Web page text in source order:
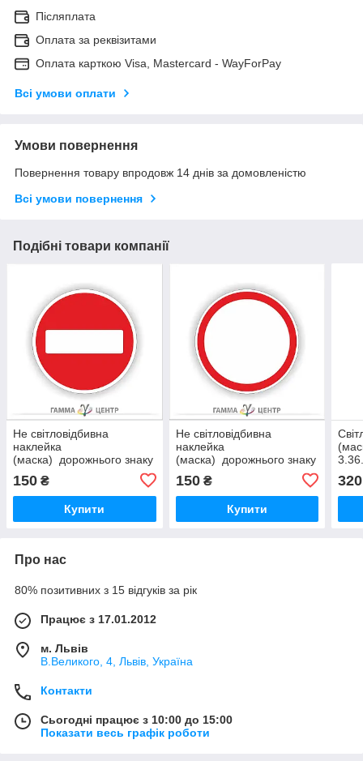
Післяплата
Оплата за реквізитами
Оплата карткою Visa, Mastercard - WayForPay
Всі умови оплати
Умови повернення
Повернення товару впродовж 14 днів за домовленістю
Всі умови повернення
Подібні товари компанії
Не світловідбивна
наклейка
(маска) дорожнього знаку
150 ₴
Купити
Не світловідбивна
наклейка
(маска) дорожнього знаку
150₴
Купити
320
Про нас
80% позитивних з 15 відгуків за рік
Працює з 17.01.2012
м. Львів
В.Великого, 4, Львів, Україна
Контакти
Сьогодні працює з 10:00 до 15:00
Показати весь графік роботи